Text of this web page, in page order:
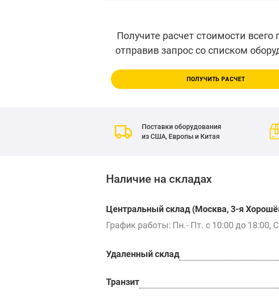
Получите расчет стоимости всего
отправив запрос со списком
ПОЛУЧИТЬ РАСЧЕТ
Поставки оборудования
из США, Европы и Китая
Наличие на складах
Центральный склад (Москва, 3-я
График работы: Пн.- Пт. с 10:00 до 18:00,
Удаленный склад
Транзит